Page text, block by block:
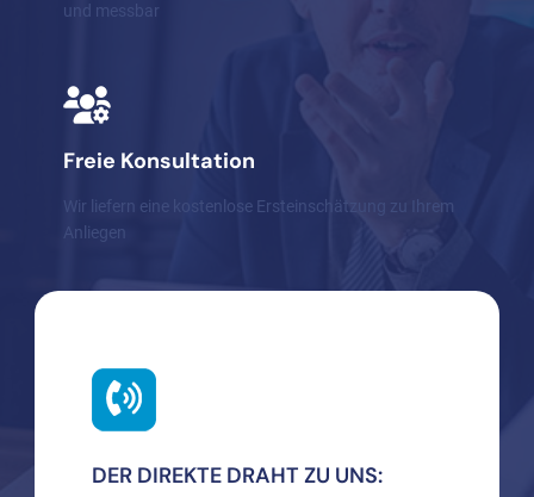
und messbar
Freie Konsultation
Wir liefern eine kostenlose Ersteinschätzung zu Ihrem
Anliegen
DER DIREKTE DRAHT ZU UNS: